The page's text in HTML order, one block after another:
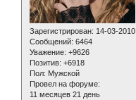
Зарегистрирован: 14-03-2010
Сообщений: 6464
Уважение: +9626
Позитив: +6918
Пол: Мужской
Провел на форуме:
11 месяцев 21 день